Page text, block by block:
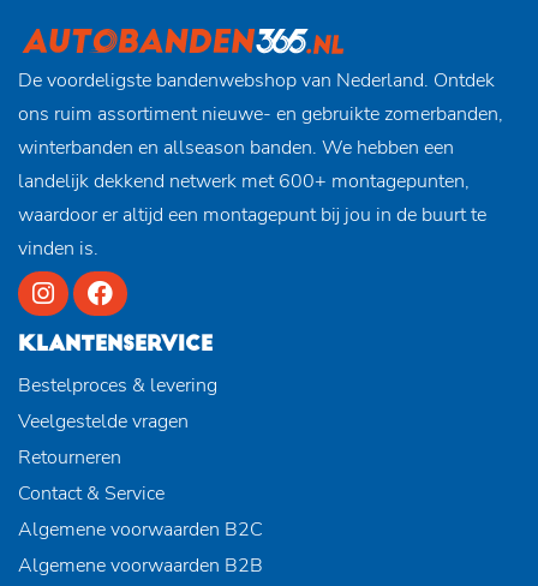
De voordeligste bandenwebshop van Nederland. Ontdek
ons ruim assortiment nieuwe- en gebruikte zomerbanden,
winterbanden en allseason banden. We hebben een
landelijk dekkend netwerk met 600+ montagepunten,
waardoor er altijd een montagepunt bij jou in de buurt te
vinden is.
KLANTENSERVICE
Bestelproces & levering
Veelgestelde vragen
Retourneren
Contact & Service
Algemene voorwaarden B2C
Algemene voorwaarden B2B